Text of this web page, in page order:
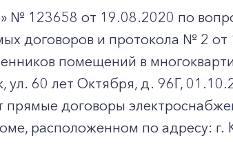
123658 от 19.08.2020 по
договоров и протокола № 2 от
помещений в
ул. 60 лет Октября, д. 96Г,
договоры
расположенном по адресу: г.